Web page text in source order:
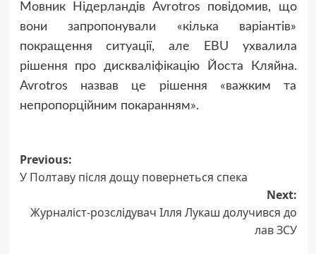
Мовник Нідерландів Avrotros повідомив, що
вони запропонували «кілька варіантів»
покращення ситуації, але EBU ухвалила
рішення про дискваліфікацію Йоста Кляйна.
Avrotros назвав це рішення «важким та
непропорційним покаранням».
Post
navigation
Previous:
У Полтаву після дощу повернеться спека
Next:
Журналіст-розслідувач Ілля Лукаш долучився до
лав ЗСУ